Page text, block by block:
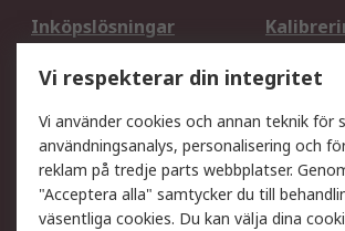
Inköpslösningar
DesignSpark
Teknisk
Ditt lokala säljteam
Support
Få hjälp
Retur
Vi respekterar din integritet
Vi använder cookies och annan teknik för
användningsanalys, personalisering och
reklam på tredje parts webbplatser.
"Acceptera alla" samtycker du till
väsentliga cookies. Du kan välja dina